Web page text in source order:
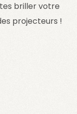
briller votre
projecteurs !